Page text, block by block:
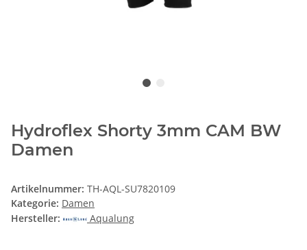
Hydroflex Shorty 3mm CAM BW
Damen
Artikelnummer: TH-AQL-SU7820109
Kategorie: Damen
Hersteller:
Aqualung